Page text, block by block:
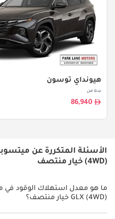
هيونداي توسون
بدءا من
86,940
(4WD) خيار منتصف
GLX (4WD) خيار منتصف؟
يبلغ معدل استهلاك الوقود المقترح